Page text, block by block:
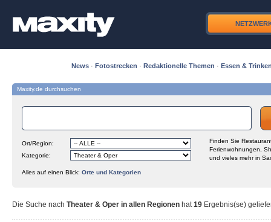
News · Fotostrecken · Redaktionelle Themen · Essen &
Maxity.de durchsuchen
Ort/Region:
Kategorie:
Finden Sie
Ferienwohnungen,
und vieles mehr in
Alles auf einen Blick: Orte und Kategorien
Die Suche nach Theater & Oper in allen Regionen hat19 Ergebnis(se)